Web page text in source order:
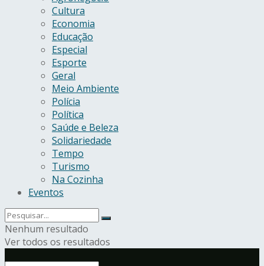
Cultura
Economia
Educação
Especial
Esporte
Geral
Meio Ambiente
Polícia
Política
Saúde e Beleza
Solidariedade
Tempo
Turismo
Na Cozinha
Eventos
Nenhum resultado
Ver todos os resultados